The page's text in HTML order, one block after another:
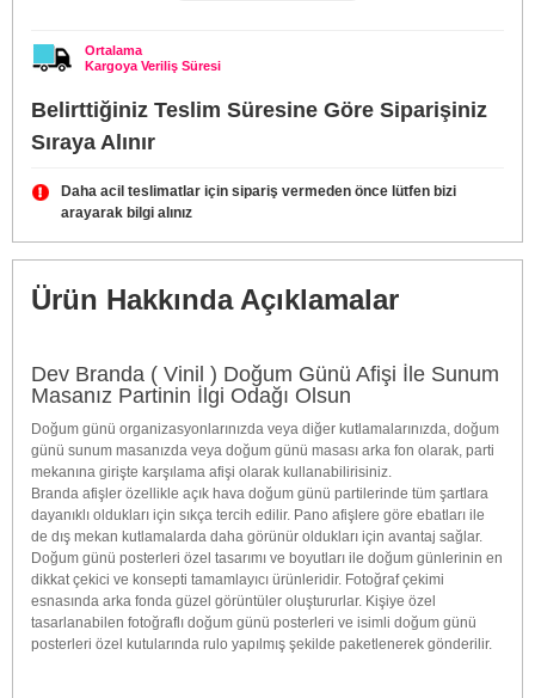
Ortalama
Kargoya Veriliş Süresi
Belirttiğiniz Teslim Süresine Göre Siparişiniz
Sıraya Alınır
Daha acil teslimatlar için sipariş vermeden önce lütfen bizi
arayarak bilgi alınız
Ürün Hakkında Açıklamalar
Dev Branda ( Vinil ) Doğum Günü Afişi İle Sunum
Masanız Partinin İlgi Odağı Olsun
Doğum günü organizasyonlarınızda veya diğer kutlamalarınızda, doğum
günü sunum masanızda veya doğum günü masası arka fon olarak, parti
mekanına girişte karşılama afişi olarak kullanabilirisiniz.
Branda afişler özellikle açık hava doğum günü partilerinde tüm şartlara
dayanıklı oldukları için sıkça tercih edilir. Pano afişlere göre ebatları ile
de dış mekan kutlamalarda daha görünür oldukları için avantaj sağlar.
Doğum günü posterleri özel tasarımı ve boyutları ile doğum günlerinin en
dikkat çekici ve konsepti tamamlayıcı ürünleridir. Fotoğraf çekimi
esnasında arka fonda güzel görüntüler oluştururlar. Kişiye özel
tasarlanabilen fotoğraflı doğum günü posterleri ve isimli doğum günü
posterleri özel kutularında rulo yapılmış şekilde paketlenerek gönderilir.